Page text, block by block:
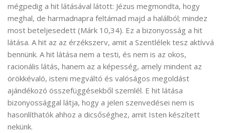
mégpedig a hit látásával látott: Jézus megmondta, hogy
meghal, de harmadnapra feltámad majd a halálból; mindez
most beteljesedett (Márk 10,34). Ez a bizonyosság a hit
látása. A hit az az érzékszerv, amit a Szentlélek tesz aktívvá
bennünk. A hit látása nem a testi, és nem is az okos,
racionális látás, hanem az a képesség, amely mindent az
örökkévaló, isteni megváltó és valóságos megoldást
ajándékozó összefüggésekből szemlél. E hit látása
bizonyossággal látja, hogy a jelen szenvedései nem is
hasonlíthatók ahhoz a dicsőséghez, amit Isten készített
nekünk.